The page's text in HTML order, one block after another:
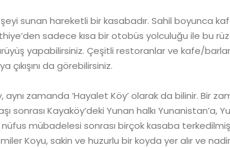
şeyi sunan hareketli bir kasabadır. Sahil boyunca
sadece kısa bir otobüs yolculuğu ile bu
yapabilirsiniz. Çeşitli restoranlar ve kafe/
çıkışını da görebilirsiniz.
aynı zamanda ‘Hayalet Köy’ olarak da bilinir. Bir
sonrası Kayaköy’deki Yunan halkı
mübadelesi sonrası birçok kasaba
Koyu, sakin ve huzurlu bir koyda yer alır ve